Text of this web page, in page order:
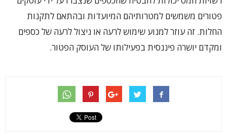
פטורים משמשים למטרותיהם המיועדות ובהתאם לתקנות
החלות. זה עוזר למנוע שימוש לרעה או ניצול לרעה של כספים
ומקדם יושרה פיננסית בפעילותו של העוסק הפטור.